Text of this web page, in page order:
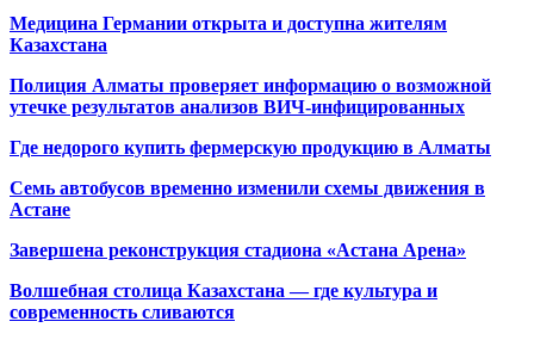
Медицина Германии открыта и доступна жителям
Казахстана
Полиция Алматы проверяет информацию о возможной
утечке результатов анализов ВИЧ-инфицированных
Где недорого купить фермерскую продукцию в Алматы
Семь автобусов временно изменили схемы движения в
Астане
Завершена реконструкция стадиона «Астана Арена»
Волшебная столица Казахстана — где культура и
современность сливаются